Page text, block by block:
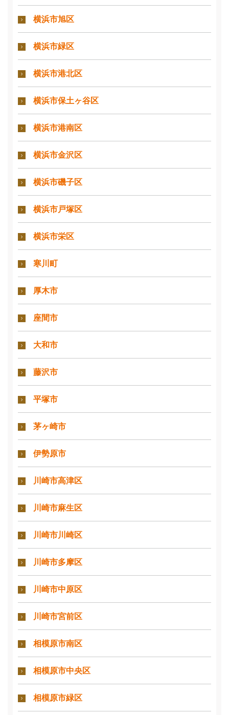
横浜市旭区
横浜市緑区
横浜市港北区
横浜市保土ヶ谷区
横浜市港南区
横浜市金沢区
横浜市磯子区
横浜市戸塚区
横浜市栄区
寒川町
厚木市
座間市
大和市
藤沢市
平塚市
茅ヶ崎市
伊勢原市
川崎市高津区
川崎市麻生区
川崎市川崎区
川崎市多摩区
川崎市中原区
川崎市宮前区
相模原市南区
相模原市中央区
相模原市緑区